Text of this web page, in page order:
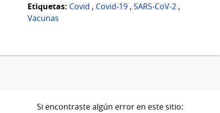
Etiquetas: Covid , Covid-19 , SARS-CoV-2 ,
Vacunas
Si encontraste algún error en este sitio: